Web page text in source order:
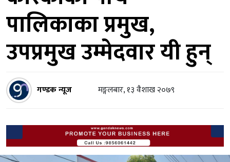
पालिकाका प्रमुख,
उपप्रमुख उम्मेदवार यी हुन्
गण्डक न्यूज मङ्गलबार, १३ वैशाख २०७९